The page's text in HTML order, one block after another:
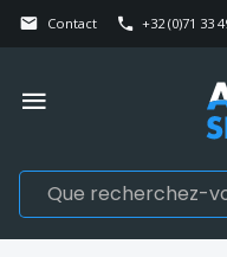
Contact +32 (0)71 33